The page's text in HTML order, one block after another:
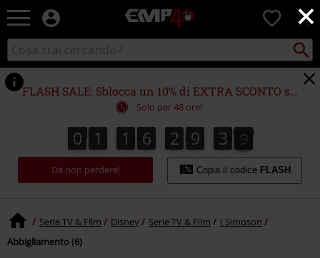
×
EMP
Musica,
Serie
TV
&
Videogame
merch
Abbigliamento
Alternativo
0
Cerca
nel
catalogo
Cerca
Punto
di
ritiro
FLASH SALE: Sblocca un 10% di EXTRA SCONTO su (quasi) TUTTO!*
Solo per 48 ore!
0
0 1
1 1
1 6
6 2
2 9
9 3
4
3 8
9
8
0
9
Da non perdere! Copia il codice FLASH
Serie TV & Film Disney Serie TV & Film
I Simpson
Abbigliamento (6)